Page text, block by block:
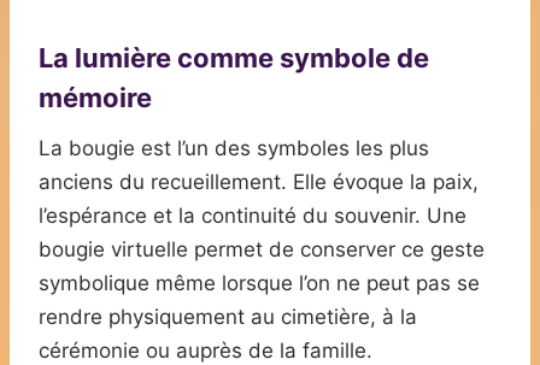
La lumière comme symbole de
mémoire
La bougie est l’un des symboles les plus
anciens du recueillement. Elle évoque la paix,
l’espérance et la continuité du souvenir. Une
bougie virtuelle permet de conserver ce geste
symbolique même lorsque l’on ne peut pas se
rendre physiquement au cimetière, à la
cérémonie ou auprès de la famille.